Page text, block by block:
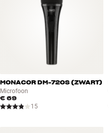
MONACOR DM-720S (ZWART)
Microfoon
€ 69
15